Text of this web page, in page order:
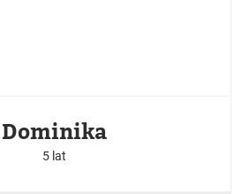
Dominika
5 lat